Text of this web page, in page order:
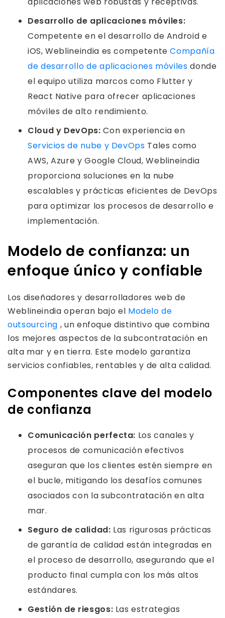
Desarrollo de aplicaciones móviles:
Competente en el desarrollo de Android e
iOS, Weblineindia es competenteCompañía
de desarrollo de aplicaciones móvilesdonde
el equipo utiliza marcos como Flutter y
React Native para ofrecer aplicaciones
móviles de alto rendimiento.
Cloud y DevOps:Con experiencia en
Servicios de nube y DevOps Tales como
AWS, Azure y Google Cloud, Weblineindia
proporciona soluciones en la nube
escalables y prácticas eficientes de DevOps
para optimizar los procesos de desarrollo e
implementación.
Modelo de confianza: un
enfoque único y confiable
Los diseñadores y desarrolladores web de
Weblineindia operan bajo el Modelo de
outsourcing , un enfoque distintivo que combina
los mejores aspectos de la subcontratación en
alta mar y en tierra. Este modelo garantiza
servicios confiables, rentables y de alta calidad.
Componentes clave del modelo
de confianza
Comunicación perfecta: Los canales y
procesos de comunicación efectivos
aseguran que los clientes estén siempre en
el bucle, mitigando los desafíos comunes
asociados con la subcontratación en alta
mar.
Seguro de calidad: Las rigurosas prácticas
de garantía de calidad están integradas en
el proceso de desarrollo, asegurando que el
producto final cumpla con los más altos
estándares.
Gestión de riesgos: Las estrategias